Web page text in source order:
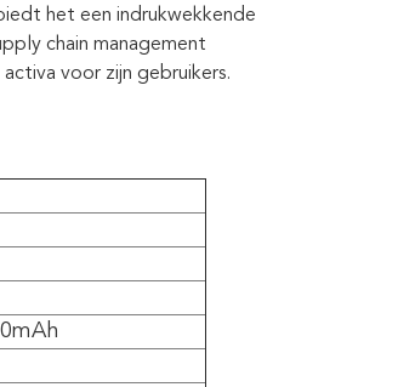
het een indrukwekkende
chain management
voor zijn gebruikers.